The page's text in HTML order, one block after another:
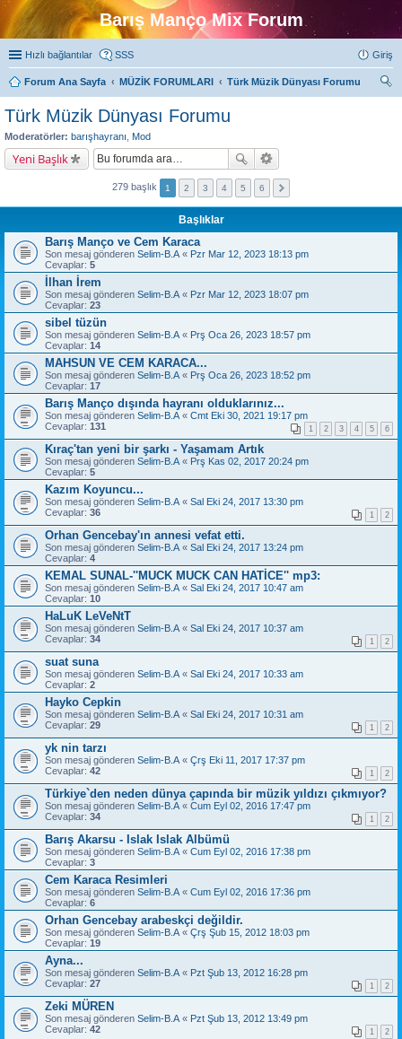
Barış Manço Mix Forum
Hızlı bağlantılar SSS Giriş
Forum Ana Sayfa MÜZİK FORUMLARI
Türk Müzik Dünyası Forumu
Türk Müzik Dünyası Forumu
Moderatörler: barışhayranı Mod
Yeni Başlık
279 başlık 1 2 3 4 5 6
Başlıklar
Barış Manço ve Cem Karaca
Son mesaj gönderen Selim-B.A « Pzr Mar 12, 2023 18:13 pm
Cevaplar: 5
İlhan İrem
Son mesaj gönderen Selim-B.A « Pzr Mar 12, 2023 18:07 pm
Cevaplar: 23
sibel tüzün
Son mesaj gönderen Selim-B.A « Prş Oca 26, 2023 18:57 pm
Cevaplar: 14
MAHSUN VE CEM KARACA...
Son mesaj gönderen Selim-B.A « Prş Oca 26, 2023 18:52 pm
Cevaplar: 17
Barış Manço dışında hayranı olduklarınız...
Son mesaj gönderen Selim-B.A « Cmt Eki 30, 2021 19:17 pm
Cevaplar: 131 1 2 3 4 5 6
Kıraç'tan yeni bir şarkı - Yaşamam Artık
Son mesaj gönderen Selim-B.A « Prş Kas 02, 2017 20:24 pm
Cevaplar: 5
Kazım Koyuncu...
Son mesaj gönderen Selim-B.A « Sal Eki 24, 2017 13:30 pm
Cevaplar: 36 1 2
Orhan Gencebay'ın annesi vefat etti.
Son mesaj gönderen Selim-B.A « Sal Eki 24, 2017 13:24 pm
Cevaplar: 4
KEMAL SUNAL-''MUCK MUCK CAN HATİCE'' mp3:
Son mesaj gönderen Selim-B.A « Sal Eki 24, 2017 10:47 am
Cevaplar: 10
HaLuK LeVeNtT
Son mesaj gönderen Selim-B.A « Sal Eki 24, 2017 10:37 am
Cevaplar: 34 1 2
suat suna
Son mesaj gönderen Selim-B.A « Sal Eki 24, 2017 10:33 am
Cevaplar: 2
Hayko Cepkin
Son mesaj gönderen Selim-B.A « Sal Eki 24, 2017 10:31 am
Cevaplar: 29 1 2
yk nin tarzı
Son mesaj gönderen Selim-B.A « Çrş Eki 11, 2017 17:37 pm
Cevaplar: 42 1 2
Türkiye`den neden dünya çapında bir müzik yıldızı çıkmıyor?
Son mesaj gönderen Selim-B.A « Cum Eyl 02, 2016 17:47 pm
Cevaplar: 34 1 2
Barış Akarsu - Islak Islak Albümü
Son mesaj gönderen Selim-B.A « Cum Eyl 02, 2016 17:38 pm
Cevaplar: 3
Cem Karaca Resimleri
Son mesaj gönderen Selim-B.A « Cum Eyl 02, 2016 17:36 pm
Cevaplar: 6
Orhan Gencebay arabeskçi değildir.
Son mesaj gönderen Selim-B.A « Çrş Şub 15, 2012 18:03 pm
Cevaplar: 19
Ayna...
Son mesaj gönderen Selim-B.A « Pzt Şub 13, 2012 16:28 pm
Cevaplar: 27 1 2
Zeki MÜREN
Son mesaj gönderen Selim-B.A « Pzt Şub 13, 2012 13:49 pm
Cevaplar: 42 1 2